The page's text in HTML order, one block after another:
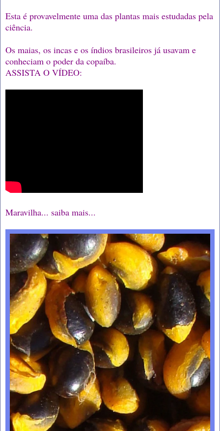
Esta é provavelmente uma das plantas mais estudadas pela
ciência.
Os maias, os incas e os índios brasileiros já usavam e
conheciam o poder da copaíba.
ASSISTA O VÍDEO:
Maravilha... saiba mais...